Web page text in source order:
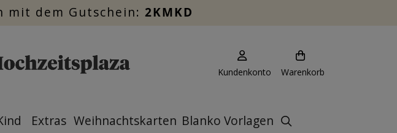
mit dem Gutschein: 2KMKD
Kundenkonto Warenkorb
Extras Weihnachtskarten Blanko Vorlagen